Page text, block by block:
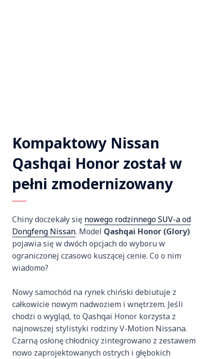
Kompaktowy Nissan
Qashqai Honor został w
pełni zmodernizowany
Chiny doczekały się nowego rodzinnego SUV-a od
Dongfeng Nissan. Model Qashqai Honor (Glory)
pojawia się w dwóch opcjach do wyboru w
ograniczonej czasowo kuszącej cenie. Co o nim
wiadomo?
Nowy samochód na rynek chiński debiutuje z
całkowicie nowym nadwoziem i wnętrzem. Jeśli
chodzi o wygląd, to Qashqai Honor korzysta z
najnowszej stylistyki rodziny V-Motion Nissana.
Czarną osłonę chłodnicy zintegrowano z zestawem
nowo zaprojektowanych ostrych i głębokich